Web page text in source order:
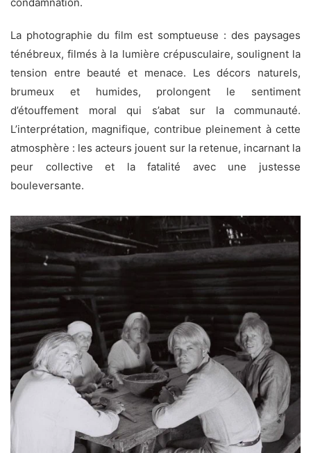
La photographie du film est somptueuse : des paysages
ténébreux, filmés à la lumière crépusculaire, soulignent la
tension entre beauté et menace. Les décors naturels,
brumeux et humides, prolongent le sentiment
d’étouffement moral qui s’abat sur la communauté.
L’interprétation, magnifique, contribue pleinement à cette
atmosphère : les acteurs jouent sur la retenue, incarnant la
peur collective et la fatalité avec une justesse
bouleversante.